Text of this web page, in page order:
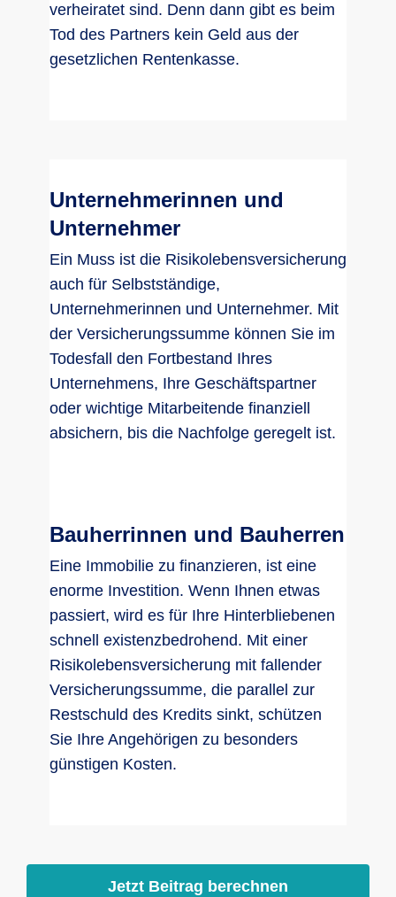
verheiratet sind. Denn dann gibt es beim
Tod des Partners kein Geld aus der
gesetzlichen Rentenkasse.
Unternehmerinnen und
Unternehmer
Ein Muss ist die Risikolebensversicherung
auch für Selbstständige,
Unternehmerinnen und Unternehmer. Mit
der Versicherungssumme können Sie im
Todesfall den Fortbestand Ihres
Unternehmens, Ihre Geschäftspartner
oder wichtige Mitarbeitende finanziell
absichern, bis die Nachfolge geregelt ist.
Bauherrinnen und Bauherren
Eine Immobilie zu finanzieren, ist eine
enorme Investition. Wenn Ihnen etwas
passiert, wird es für Ihre Hinterbliebenen
schnell existenzbedrohend. Mit einer
Risikolebensversicherung mit fallender
Versicherungssumme, die parallel zur
Restschuld des Kredits sinkt, schützen
Sie Ihre Angehörigen zu besonders
günstigen Kosten.
Jetzt Beitrag berechnen